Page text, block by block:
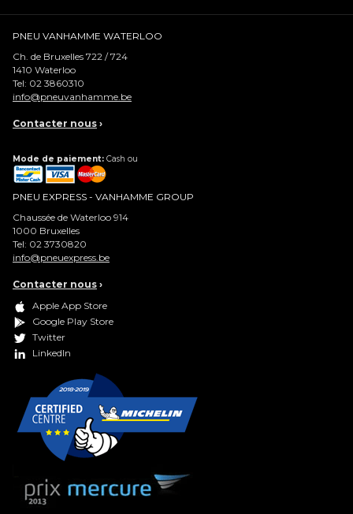
PNEU VANHAMME WATERLOO
Ch. de Bruxelles 722 / 724
1410 Waterloo
Tel: 02 3860310
info@pneuvanhamme.be
Contacter nous ›
Mode de paiement: Cash ou
PNEU EXPRESS - VANHAMME GROUP
Chaussée de Waterloo 914
1000 Bruxelles
Tel: 02 3730820
info@pneuexpress.be
Contacter nous ›
Apple App Store
Google Play Store
Twitter
LinkedIn